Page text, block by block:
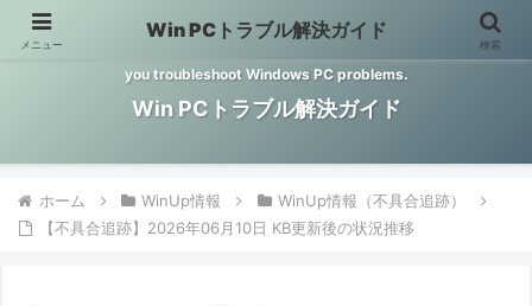
Windows PCのトラブル解決をお手伝いするサイトです。 This site helps
you troubleshoot Windows PC problems.
Win PCトラブル解決ガイド
ホーム WinUp情報
WinUp情報（不具合追跡）
【不具合追跡】2026年06月10日 KB更新後の状況推移
メニュー
Win PCトラブル解決ガイド
検索